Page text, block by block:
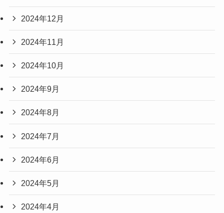
2024年12月
2024年11月
2024年10月
2024年9月
2024年8月
2024年7月
2024年6月
2024年5月
2024年4月